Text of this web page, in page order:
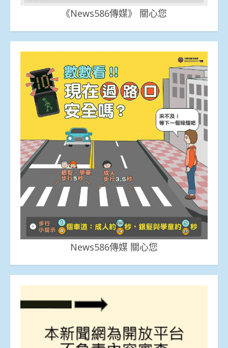
《News586傳媒》 關心您
News586傳媒 關心您